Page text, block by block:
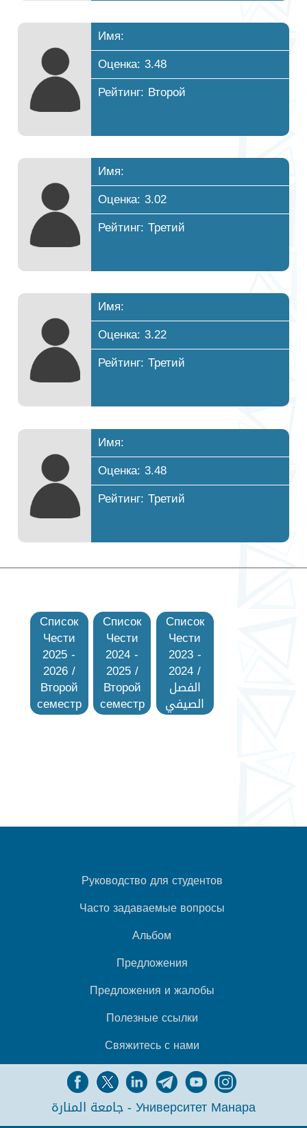
Имя:
Оценка: 3.48
Рейтинг: Второй
Имя:
Оценка: 3.02
Рейтинг: Третий
Имя:
Оценка: 3.22
Рейтинг: Третий
Имя:
Оценка: 3.48
Рейтинг: Третий
Список
Чести
2025 -
2026 /
Второй
семестр
Список
Чести
2024 -
2025 /
Второй
семестр
Список
Чести
2023 -
2024 /
الفصل
الصيفي
Руководство для студентов
Часто задаваемые вопросы
Альбом
Предложения
Предложения и жалобы
Полезные ссылки
Свяжитесь с нами
جامعة المنارة - Университет Манара